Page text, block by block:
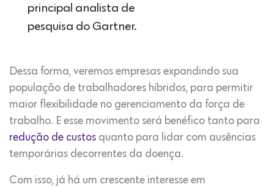
principal analista de
pesquisa do Gartner.
Dessa forma, veremos empresas expandindo sua
população de trabalhadores híbridos, para permitir
maior flexibilidade no gerenciamento da força de
trabalho. E esse movimento será benéfico tanto para
redução de custos quanto para lidar com ausências
temporárias decorrentes da doença.
Com isso, já há um crescente interesse em